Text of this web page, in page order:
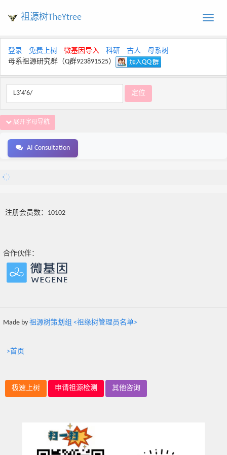
Toggle
祖源树TheYtree
登录 免费上树 微基因导入 科研 古人
母系树
母系祖源研究群（Q群923891525）
展开字母导航
AI Consultation
注册会员数：10102
合作伙伴：
Made by 祖源树策划组 <祖缘树管理员名单>
>首页
极速上树 申请祖源检测 其他咨询